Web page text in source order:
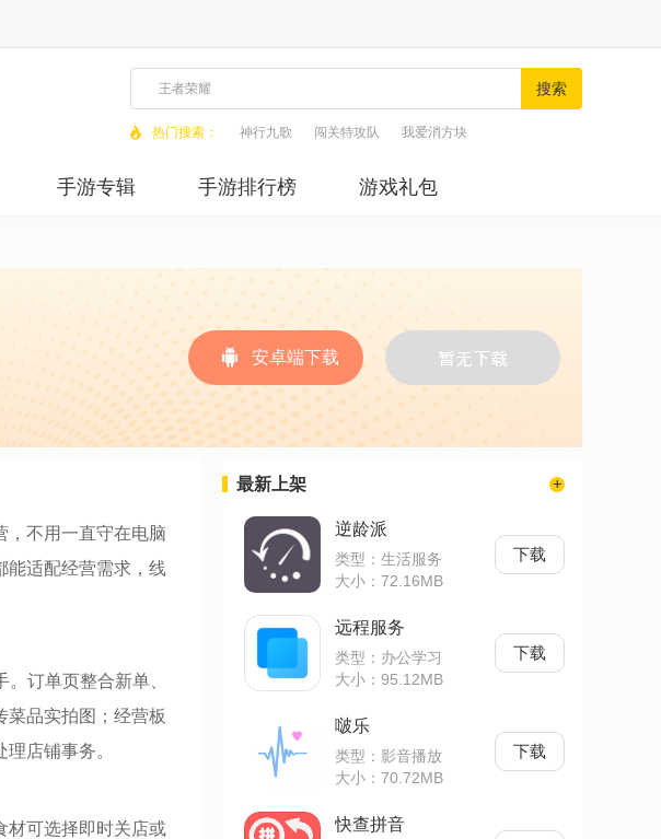
搜索
热门搜索： 神行九歌 闯关特攻队 我爱消方块
手游专辑 手游排行榜 游戏礼包
安卓端下载
，不用一直守在电脑
能适配经营需求，线
订单页整合新单、
菜品实拍图；经营板
店铺事务。
材可选择即时关店或
最新上架
逆龄派
类型：生活服务
大小：72.16MB
下载
远程服务
类型：办公学习
大小：95.12MB
下载
啵乐
类型：影音播放
大小：70.72MB
下载
快查拼音